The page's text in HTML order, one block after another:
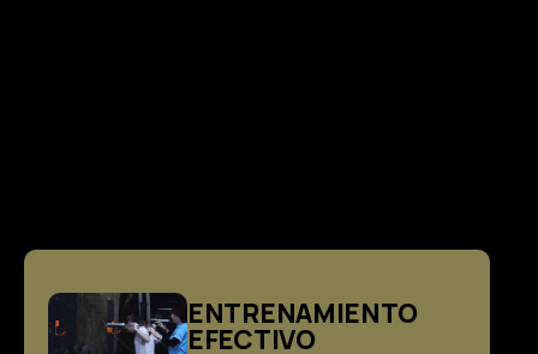
ENTRENAMIENTO
EFECTIVO